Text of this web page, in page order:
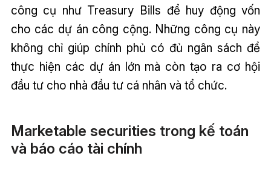
công cụ như Treasury Bills để huy động vốn
cho các dự án công cộng. Những công cụ này
không chỉ giúp chính phủ có đủ ngân sách để
thực hiện các dự án lớn mà còn tạo ra cơ hội
đầu tư cho nhà đầu tư cá nhân và tổ chức.
Marketable securities trong kế toán
và báo cáo tài chính